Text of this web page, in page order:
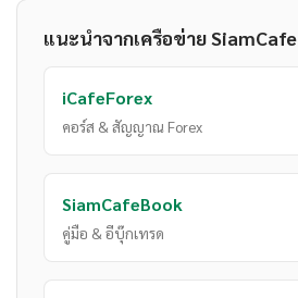
แนะนำจากเครือข่าย SiamCafe
iCafeForex
คอร์ส & สัญญาณ Forex
SiamCafeBook
คู่มือ & อีบุ๊กเทรด